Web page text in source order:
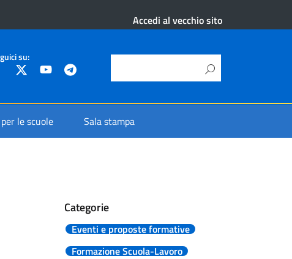
Accedi al vecchio sito
su:
le scuole Sala stampa
Categorie
Eventi e proposte formative
Formazione Scuola-Lavoro